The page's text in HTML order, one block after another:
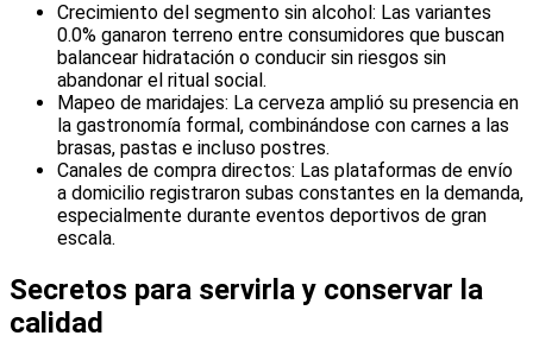
Crecimiento del segmento sin alcohol: Las variantes
0.0% ganaron terreno entre consumidores que buscan
balancear hidratación o conducir sin riesgos sin
abandonar el ritual social.
Mapeo de maridajes: La cerveza amplió su presencia en
la gastronomía formal, combinándose con carnes a las
brasas, pastas e incluso postres.
Canales de compra directos: Las plataformas de envío
a domicilio registraron subas constantes en la demanda,
especialmente durante eventos deportivos de gran
escala.
Secretos para servirla y conservar la
calidad